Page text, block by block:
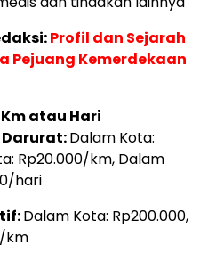
Profil dan Sejarah
Pejuang Kemerdekaan
atau Hari
Dalam Kota:
Rp20.000/km, Dalam
hari
Dalam Kota: Rp200.000,
km